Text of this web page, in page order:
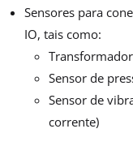
Sensores para
IO, tais como:
Sensor de
Sensor de
corrente)